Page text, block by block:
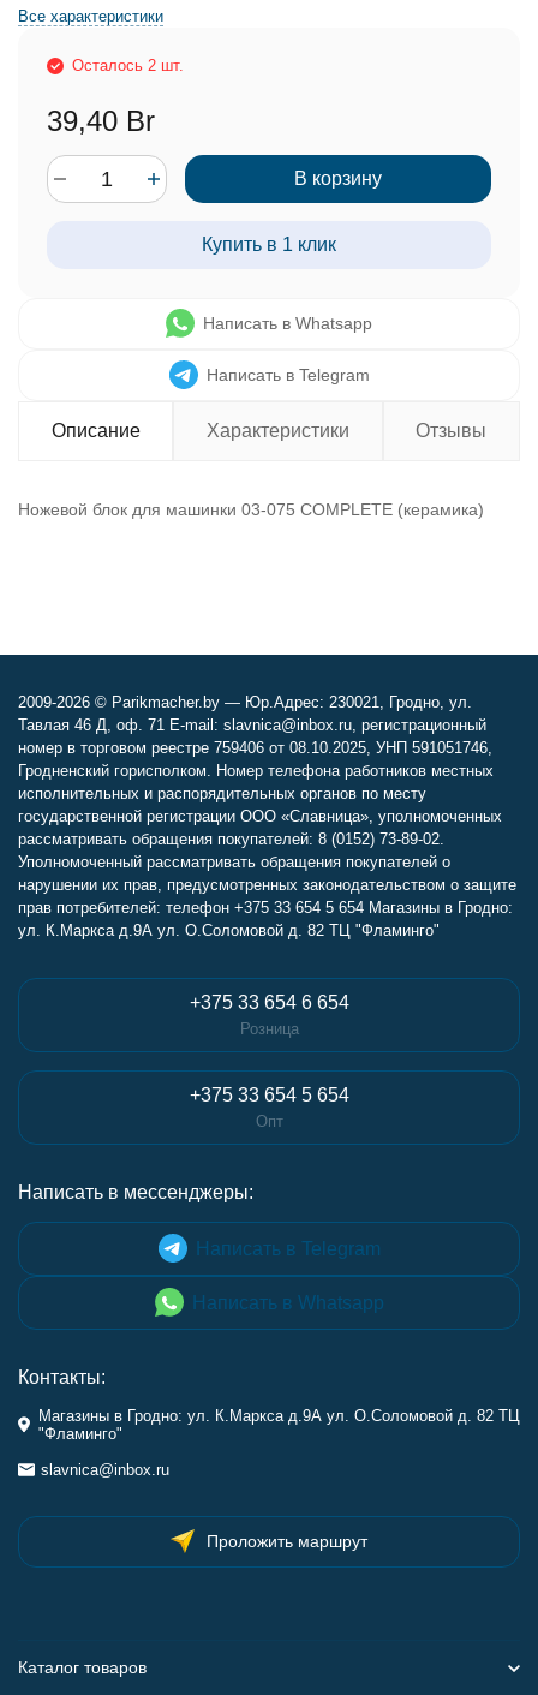
Все характеристики
Осталось 2 шт.
39,40 Br
В корзину
Купить в 1 клик
Написать в Whatsapp
Написать в Telegram
Описание Характеристики Отзывы
Ножевой блок для машинки 03-075 COMPLETE (керамика)
2009-2026 © Parikmacher.by — Юр.Адрес: 230021, Гродно, ул.
Тавлая 46 Д, оф. 71 E-mail: slavnica@inbox.ru, регистрационный
номер в торговом реестре 759406 от 08.10.2025, УНП 591051746,
Гродненский горисполком. Номер телефона работников местных
исполнительных и распорядительных органов по месту
государственной регистрации ООО «Славница», уполномоченных
рассматривать обращения покупателей: 8 (0152) 73-89-02.
Уполномоченный рассматривать обращения покупателей о
нарушении их прав, предусмотренных законодательством о защите
прав потребителей: телефон +375 33 654 5 654 Магазины в Гродно:
ул. К.Маркса д.9А ул. О.Соломовой д. 82 ТЦ "Фламинго"
+375 33 654 6 654
Розница
+375 33 654 5 654
Опт
Написать в мессенджеры:
Написать в Telegram
Написать в Whatsapp
Контакты:
Магазины в Гродно: ул. К.Маркса д.9А ул. О.Соломовой д. 82 ТЦ
"Фламинго"
slavnica@inbox.ru
Проложить маршрут
Каталог товаров